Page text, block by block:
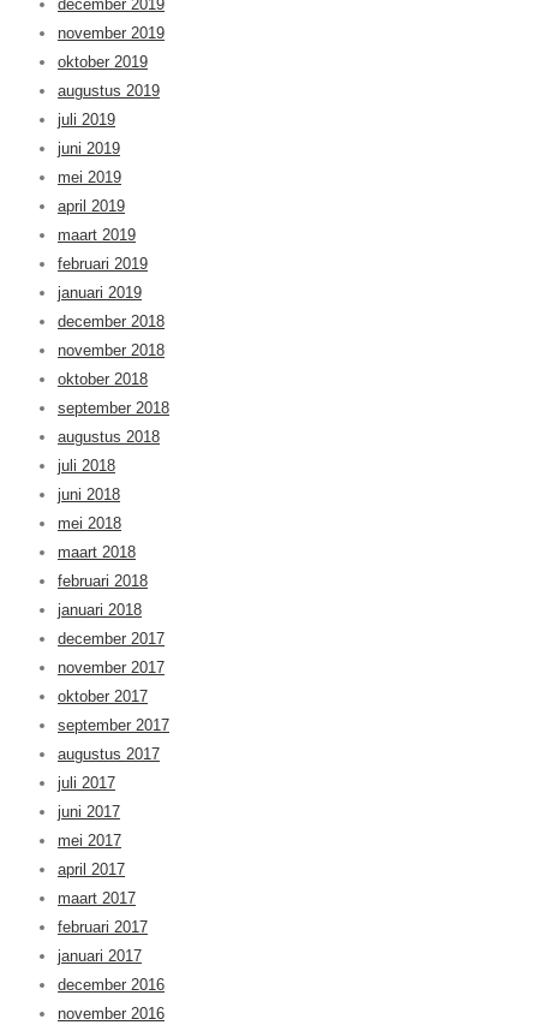
december 2019
november 2019
oktober 2019
augustus 2019
juli 2019
juni 2019
mei 2019
april 2019
maart 2019
februari 2019
januari 2019
december 2018
november 2018
oktober 2018
september 2018
augustus 2018
juli 2018
juni 2018
mei 2018
maart 2018
februari 2018
januari 2018
december 2017
november 2017
oktober 2017
september 2017
augustus 2017
juli 2017
juni 2017
mei 2017
april 2017
maart 2017
februari 2017
januari 2017
december 2016
november 2016